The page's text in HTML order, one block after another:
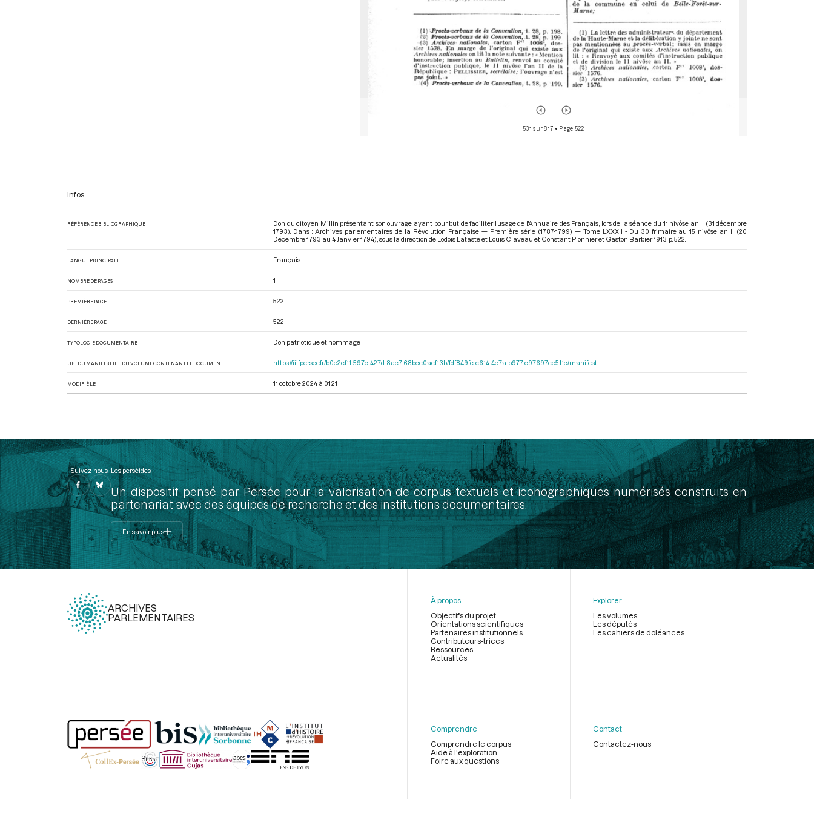
531 sur 817 • Page 522
Infos
RÉFÉRENCE BIBLIOGRAPHIQUE
Don du citoyen Millin présentant son ouvrage ayant pour but de faciliter l'usage de l'Annuaire des Français, lors de la séance du 11 nivôse an II (31 décembre
1793). Dans : Archives parlementaires de la Révolution Française — Première série (1787-1799) — Tome LXXXII - Du 30 frimaire au 15 nivôse an II (20
Décembre 1793 au 4 Janvier 1794) , sous la direction de Lodoïs Lataste et Louis Claveau et Constant Pionnier et Gaston Barbier. 1913. p. 522.
LANGUE PRINCIPALE Français
NOMBRE DE PAGES 1
PREMIÈRE PAGE 522
DERNIÈRE PAGE 522
TYPOLOGIE DOCUMENTAIRE Don patriotique et hommage
URI DU MANIFEST IIIF DU VOLUME CONTENANT LE DOCUMENT https://iiif.persee.fr/b0e2cf11-597c-427d-8ac7-68bcc0acf13b/fdf849fc-c614-4e7a-b977-c97697ce511c/manifest
MODIFIÉ LE 11 octobre 2024 à 01:21
Suivez-nous Les perséides
Un dispositif pensé par Persée pour la valorisation de corpus textuels et iconographiques numérisés construits en
partenariat avec des équipes de recherche et des institutions documentaires.
En savoir plus
ARCHIVES
PARLEMENTAIRES
page
À propos
Objectifs du projet
Orientations scientifiques
Partenaires institutionnels
Contributeurs-trices
Ressources
Actualités
Explorer
Les volumes
Les députés
Les cahiers de doléances
Comprendre
Comprendre le corpus
Aide à l'exploration
Foire aux questions
Contact
Contactez-nous
Légal